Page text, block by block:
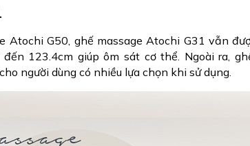
Atochi G50, ghế massage Atochi G31 vẫn
123.4cm giúp ôm sát cơ thể. Ngoài ra,
người dùng có nhiều lựa chọn khi sử dụng.